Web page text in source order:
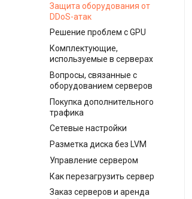
Защита оборудования от
DDoS-атак
Решение проблем с GPU
Комплектующие,
используемые в серверах
Вопросы, связанные с
оборудованием серверов
Покупка дополнительного
трафика
Сетевые настройки
Разметка диска без LVM
Управление сервером
Как перезагрузить сервер
Заказ серверов и аренда